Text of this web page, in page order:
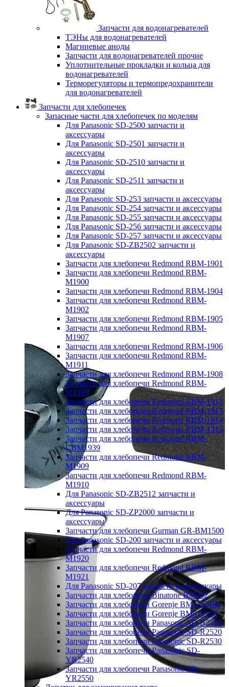
Запчасти для водонагревателей
ТЭНы для водонагревателей
Магниевые аноды
Запчасти для водонагревателей прочие
Уплотнительные прокладки и кольца для
водонагревателей
Терморегуляторы и термопредохранители
для водонагревателей
Запчасти для хлебопечек
Запасные части для хлебопечек по моделям
Для Panasonic SD-2500 запчасти и
аксессуары
Для Panasonic SD-2501 запчасти и
аксессуары
Для Panasonic SD-2510 запчасти и
аксессуары
Для Panasonic SD-2511 запчасти и
аксессуары
Для Panasonic SD-253 запчасти и аксессуары
Для Panasonic SD-254 запчасти и аксессуары
Для Panasonic SD-255 запчасти и аксессуары
Для Panasonic SD-256 запчасти и аксессуары
Для Panasonic SD-257 запчасти и аксессуары
Для Panasonic SD-ZB2502 запчасти и
аксессуары
Запчасти для хлебопечи Redmond RBM-1901
Запчасти для хлебопечи Redmond RBM-
M1900
Запчасти для хлебопечи Redmond RBM-1904
Запчасти для хлебопечи Redmond RBM-
M1902
Запчасти для хлебопечи Redmond RBM-1905
Запчасти для хлебопечи Redmond RBM-
M1907
Запчасти для хлебопечи Redmond RBM-1906
Запчасти для хлебопечи Redmond RBM-
M1911
Запчасти для хлебопечи Redmond RBM-1908
Запчасти для хлебопечи Redmond RBM-
M1919
Запчасти для хлебопечи Redmond RBM-1912
Запчасти для хлебопечи Redmond RBM-1913
Запчасти для хлебопечи Redmond RBM-1914
Запчасти для хлебопечи Redmond RBM-1915
Запчасти для хлебопечи Redmond RBM-
CBM1939
Запчасти для хлебопечи Redmond RBM-
M1909
Запчасти для хлебопечи Redmond RBM-
M1910
Для Panasonic SD-ZB2512 запчасти и
аксессуары
Для Panasonic SD-ZP2000 запчасти и
аксессуары
Запчасти для хлебопечи Gurman GR-BM1500
Для Panasonic SD-200 запчасти и аксессуары
Запчасти для хлебопечи Redmond RBM-
M1920
Запчасти для хлебопечи Redmond RBM-
M1921
Для Panasonic SD-207 запчасти и аксессуары
Запчасти для хлебопечи Binatone BM202
Запчасти для хлебопечи Gorenje BM1210BK
Запчасти для хлебопечи Gorenje BM910WII
Запчасти для хлебопечи Panasonic SD-B2510
Запчасти для хлебопечи Panasonic SD-R2520
Запчасти для хлебопечи Panasonic SD-R2530
Запчасти для хлебопечи Panasonic SD-
YR2540
Запчасти для хлебопечи Panasonic SD-
YR2550